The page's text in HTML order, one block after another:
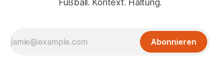
Fußball. Kontext. Haltung.
Abonnieren